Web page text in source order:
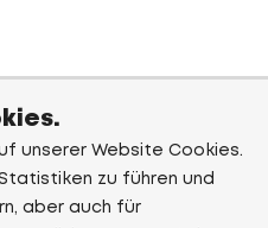
unserer Website Cookies.
zu führen und
aber auch für